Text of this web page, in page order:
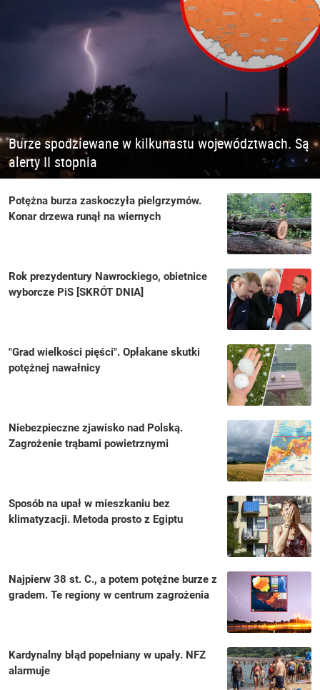
Burze spodziewane w kilkunastu województwach. Są
alerty II stopnia
Potężna burza zaskoczyła pielgrzymów.
Konar drzewa runął na wiernych
Rok prezydentury Nawrockiego, obietnice
wyborcze PiS [SKRÓT DNIA]
"Grad wielkości pięści". Opłakane skutki
potężnej nawałnicy
Niebezpieczne zjawisko nad Polską.
Zagrożenie trąbami powietrznymi
Sposób na upał w mieszkaniu bez
klimatyzacji. Metoda prosto z Egiptu
Najpierw 38 st. C., a potem potężne burze z
gradem. Te regiony w centrum zagrożenia
Kardynalny błąd popełniany w upały. NFZ
alarmuje